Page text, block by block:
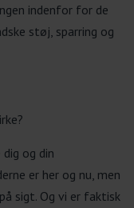
indenfor for de
støj, sparring og
og din
er her og nu, men
sigt. Og vi er faktisk